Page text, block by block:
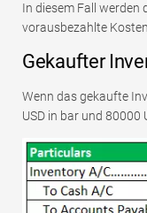
In diesem Fall
vorausbezahlte
Gekaufter
Wenn das gekaufte
USD in bar und 80000